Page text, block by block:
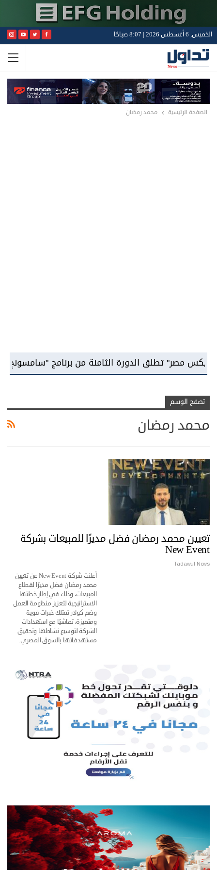
الخميس, 6 أغسطس 2026 | 8:07 صباحًا
الصفحة الرئيسية محمد رمضان
تطلق الدورة الثامنة من برنامج "سامسونج للابتكار"
تصفح الوسم
محمد رمضان
تعيين محمد رمضان فضل مديرًا للمبيعات بشركة
New Event
Tadawul News
أعلنت شركة New Event عن تعيين
محمد رمضان فضل مديرًا لقطاع
المبيعات، وذلك في إطار خطتها
الاستراتيجية لتعزيز منظومة العمل
وضم كوادر تمتلك خبرات قوية
ومتميزة، تماشيًا مع استعدادات
الشركة لتوسيع نشاطها وتحقيق
مستهدفاتها بالسوق المصري.